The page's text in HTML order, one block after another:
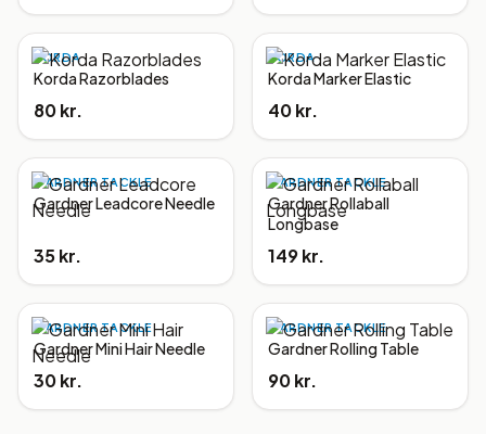
KORDA
Korda Razorblades
80 kr.
KORDA
Korda Marker Elastic
40 kr.
GARDNER TACKLE
Gardner Leadcore Needle
35 kr.
GARDNER TACKLE
Gardner Rollaball
Longbase
149 kr.
GARDNER TACKLE
Gardner Mini Hair Needle
30 kr.
GARDNER TACKLE
Gardner Rolling Table
90 kr.